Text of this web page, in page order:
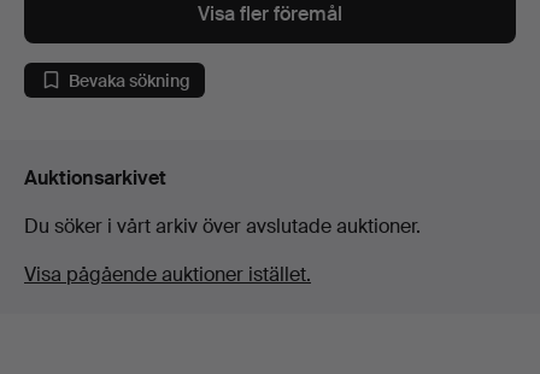
Visa fler föremål
Bevaka sökning
Auktionsarkivet
Du söker i vårt arkiv över avslutade auktioner.
Visa pågående auktioner istället.